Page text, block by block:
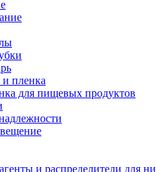
и пленка
для пищевых продуктов
и распределители для